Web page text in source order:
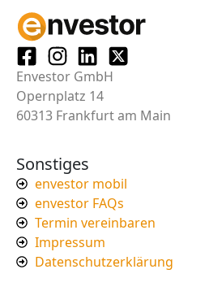
Envestor GmbH
Opernplatz 14
60313 Frankfurt am Main
Sonstiges
envestor mobil
envestor FAQs
Termin vereinbaren
Impressum
Datenschutzerklärung